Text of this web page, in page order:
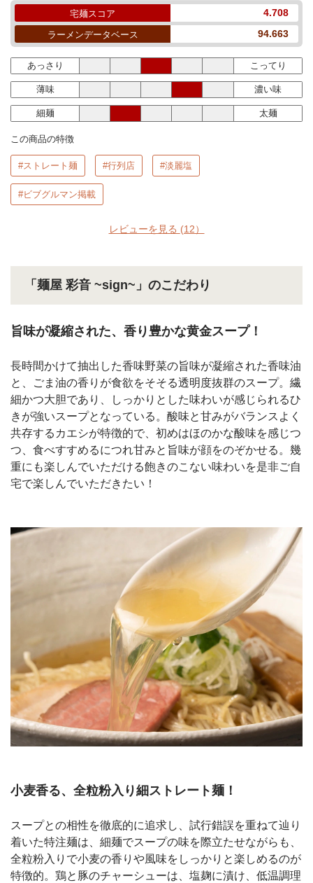
宅麺スコア 4.708
ラーメンデータベース 94.663
あっさり こってり
薄味 濃い味
細麺 太麺
この商品の特徴
#ストレート麺 #行列店 #淡麗塩
#ビブグルマン掲載
レビューを見る (12）
「麺屋 彩音 ~sign~」のこだわり
旨味が凝縮された、香り豊かな黄金スープ！
長時間かけて抽出した香味野菜の旨味が凝縮された香味油
と、ごま油の香りが食欲をそそる透明度抜群のスープ。繊
細かつ大胆であり、しっかりとした味わいが感じられるひ
きが強いスープとなっている。酸味と甘みがバランスよく
共存するカエシが特徴的で、初めはほのかな酸味を感じつ
つ、食べすすめるにつれ甘みと旨味が顔をのぞかせる。幾
重にも楽しんでいただける飽きのこない味わいを是非ご自
宅で楽しんでいただきたい！
小麦香る、全粒粉入り細ストレート麺！
スープとの相性を徹底的に追求し、試行錯誤を重ねて辿り
着いた特注麺は、細麺でスープの味を際立たせながらも、
全粒粉入りで小麦の香りや風味をしっかりと楽しめるのが
特徴的。鶏と豚のチャーシューは、塩麹に漬け、低温調理